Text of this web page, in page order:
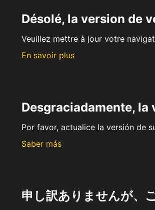
Désolé, la version de
Veuillez mettre à jour votre
En savoir plus
Desgraciadamente, la
Por favor, actualice la versión de
Saber más
申し訳ありませんが、